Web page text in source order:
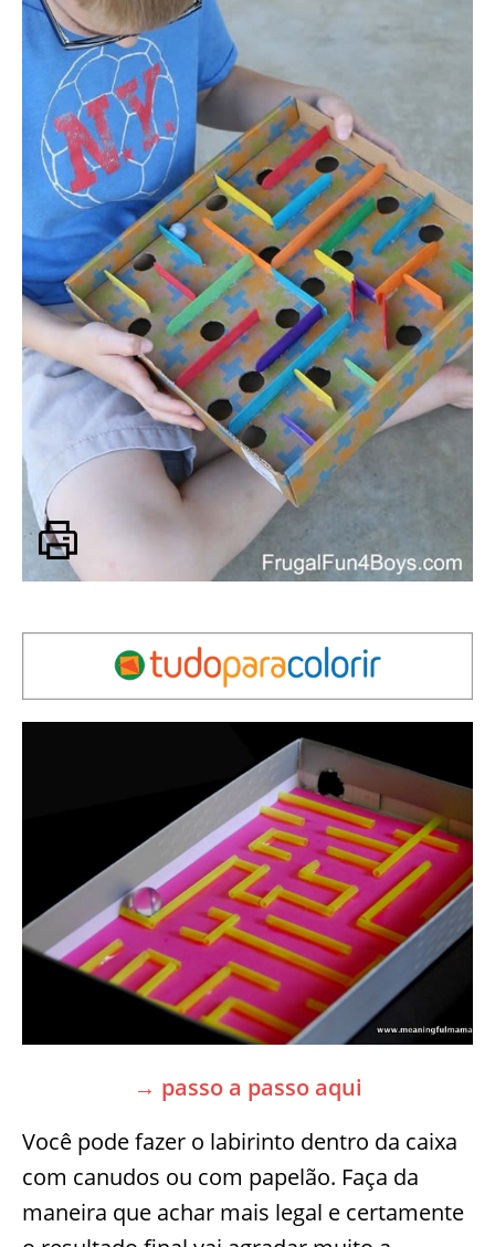
→ passo a passo aqui
Você pode fazer o labirinto dentro da caixa
com canudos ou com papelão. Faça da
maneira que achar mais legal e certamente